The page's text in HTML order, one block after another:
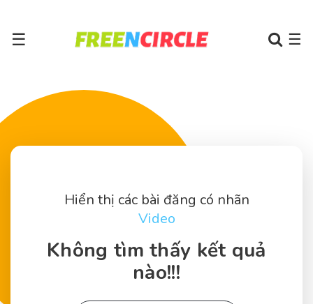
☰ ☰
Hiển thị các bài đăng có nhãn
Video
Không tìm thấy kết quả
nào!!!